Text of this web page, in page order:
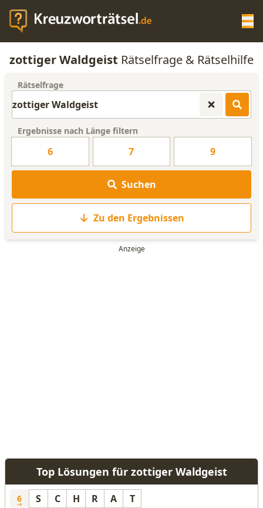
KREUZWORTRÄTSEL-HILFE
WORTLISTE
zottiger Waldgeist Rätselfrage & Rätselhilfe
Rätselfrage
Ergebnisse nach Länge filtern
6 7 9
Suchen
Zu den Ergebnissen
Top Lösungen für zottiger Waldgeist
6 S C H R A T